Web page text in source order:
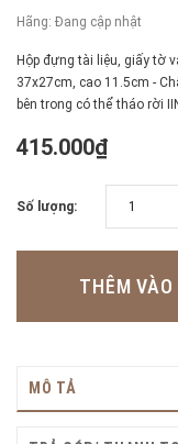
Hãng: Đang cập nhật
Hộp đựng tài liệu, giấy tờ
37x27cm, cao 11.5cm -
bên trong có thể tháo rời
415.000₫
Số lượng:
THÊM
MÔ TẢ